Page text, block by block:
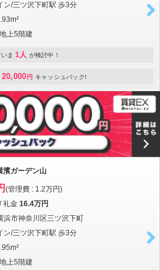
ン/三ツ沢下町駅 歩3分
上5階建
ま 1人 が検討中！
20,000 円 キャッシュバック!
濱ガーデン山
(管理費 : 1.2万円)
/ 礼金 16.4万円
浜市神奈川区三ツ沢下町
ン/三ツ沢下町駅 歩3分
上5階建